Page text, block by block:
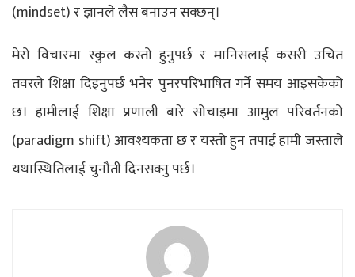
(mindset) र ज्ञानले लैस बनाउन सक्छन्।
मेरो विचारमा स्कुल कस्तो हुनुपर्छ र मानिसलाई कसरी उचित
तवरले शिक्षा दिइनुपर्छ भनेर पुनरपरिभाषित गर्ने समय आइसकेको
छ। हामीलाई शिक्षा प्रणाली बारे सोचाइमा आमुल परिवर्तनको
(paradigm shift) आवश्यकता छ र यस्तो हुन तपाईं हामी जस्ताले
यथास्थितिलाई चुनौती दिनसक्नु पर्छ।